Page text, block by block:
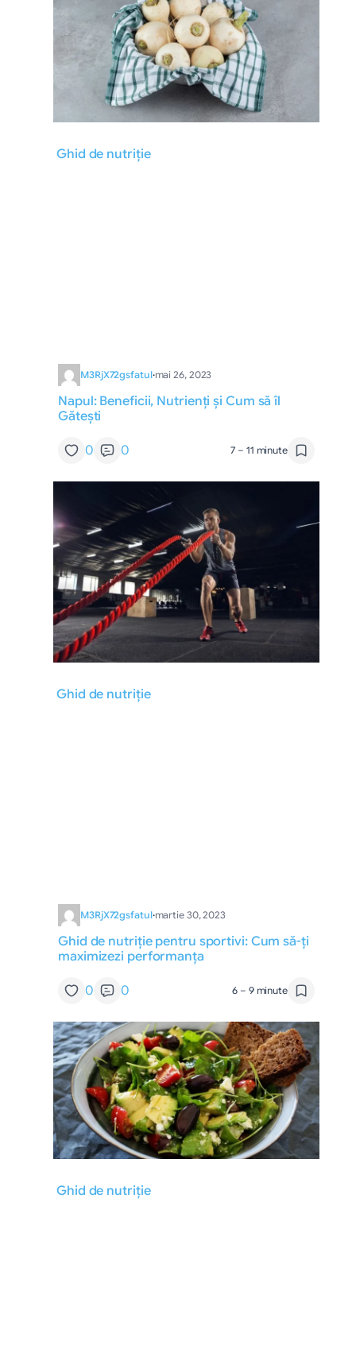
Ghid de nutriție
M3RjX72gsfatul·mai 26, 2023
Napul: Beneficii, Nutrienți și Cum să îl
Gătești
0 0 7 – 11 minute
Ghid de nutriție
M3RjX72gsfatul·martie 30, 2023
Ghid de nutriție pentru sportivi: Cum să-ți
maximizezi performanța
0 0 6 – 9 minute
Ghid de nutriție